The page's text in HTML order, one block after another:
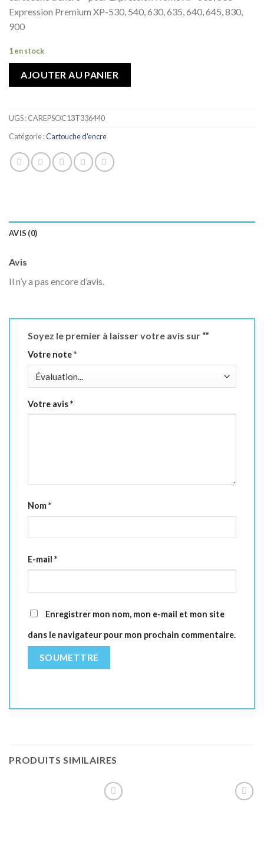
souhaits
Expression Premium XP-530, 540, 630, 635, 640, 645, 830,
900
1 en stock
AJOUTER AU PANIER
UGS :CAREPSOC13T336440
Catégorie :Cartouche d'encre
AVIS (0)
Avis
Il n’y a pas encore d’avis.
Soyez le premier à laisser votre avis sur “”
Votre note*
Votre avis*
Nom*
E-mail *
Enregistrer mon nom, mon e-mail et mon site
dans le navigateur pour mon prochain commentaire.
PRODUITS SIMILAIRES